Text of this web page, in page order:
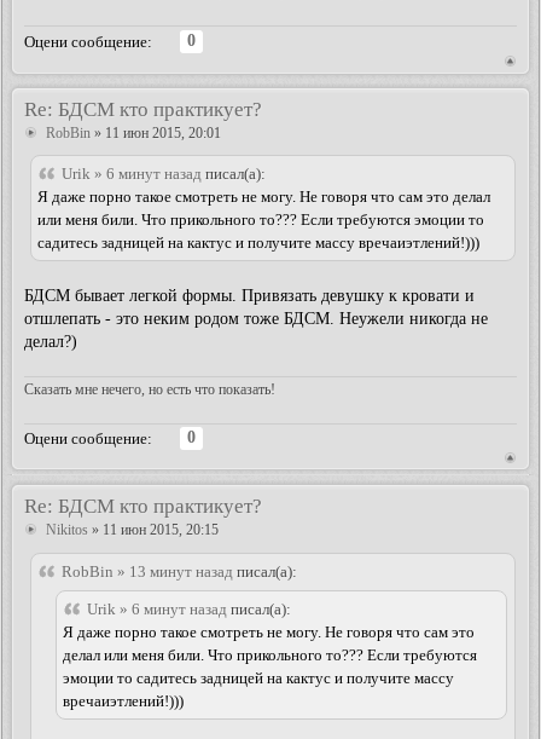
Оцени сообщение:
0
Re: БДСМ кто практикует?
RobBin » 11 июн 2015, 20:01
Urik » 6 минут назад писал(а):
Я даже порно такое смотреть не могу. Не говоря что сам это делал
или меня били. Что прикольного то??? Если требуются эмоции то
садитесь задницей на кактус и получите массу вречаиэтлений!)))
БДСМ бывает легкой формы. Привязать девушку к кровати и
отшлепать - это неким родом тоже БДСМ. Неужели никогда не
делал?)
Сказать мне нечего, но есть что показать!
Оцени сообщение:
0
Re: БДСМ кто практикует?
Nikitos » 11 июн 2015, 20:15
RobBin » 13 минут назад писал(а):
Urik » 6 минут назад писал(а):
Я даже порно такое смотреть не могу. Не говоря что сам это
делал или меня били. Что прикольного то??? Если требуются
эмоции то садитесь задницей на кактус и получите массу
вречаиэтлений!)))